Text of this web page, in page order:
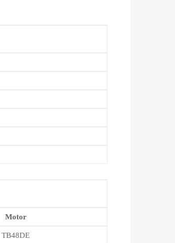
Motor
TB48DE